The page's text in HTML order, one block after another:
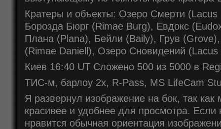
Кратеры и объекты: Озеро Смерти
Борозда Бюрг (Rimae Burg), Евдокс
Плана (Plana), Бейли (Baily), Грув
(Rimae Daniell), Озеро Сновидений
Киев 16:40 UT Сложено 500 из 5000 в
ТИС-м, барлоу 2х, R-Pass, MS LifeCam
Я развернул изображение на бок, так как
красивее и удобнее для просмотра. Если
нравится обычная ориентация